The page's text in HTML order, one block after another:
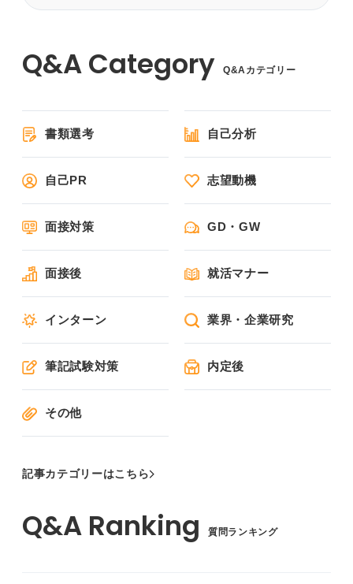
Q&Aカテゴリー
書類選考 自己分析
自己PR 志望動機
面接対策 GD・GW
面接後 就活マナー
インターン 業界・企業研究
筆記試験対策 内定後
その他
記事カテゴリーはこちら
質問ランキング